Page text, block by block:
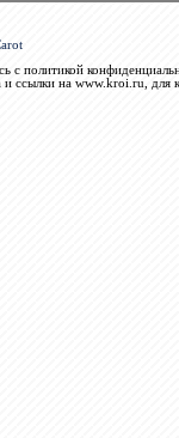
политикой
и ссылки на www.kroi.ru, для